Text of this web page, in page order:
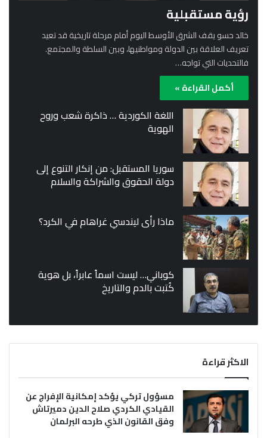
رؤية مستقبلية
خالد حسو يقف الشرق الأوسط اليوم أمام مرحلة تاريخية قد تعيد
تعريف العلاقة بين الدولة ومواطنيها، وبين السلطة والمجتمع.
فالتحديات التي تواجه…
أكمل القراءة »
اللغة الكوردية … ذاكرة شعب وروح
الهوية
سوريا المستقبل: من إنكار التنوع إلى
دولة الحقوق والشراكة والسلام
ماذا رأى ليندسي غراهام في الكرد؟
كوباني… ليست اسماً عابراً، بل هوية
كُتبت بالدم والتاريخ
الاكثر قراءة
مسؤول تركي يؤكد إمكانية الإفراج عن
القيادي الكردي صلاح الدين دميرتاش
وفق القانون الذي طرحه البرلمان